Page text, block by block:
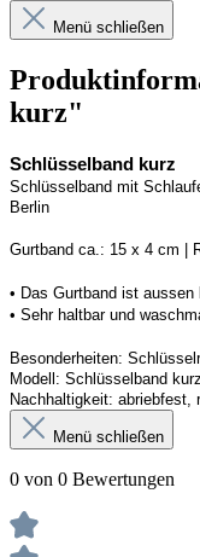
Menü schließen
kurz"
Schlüsselband kurz
Schlüsselband mit
Berlin
Gurtband ca.: 15 x 4 cm |
• Das Gurtband ist aussen
• Sehr haltbar und
Besonderheiten:
Modell: Schlüsselband kurz
Nachhaltigkeit: abriebfest,
Menü schließen
0 von 0 Bewertungen